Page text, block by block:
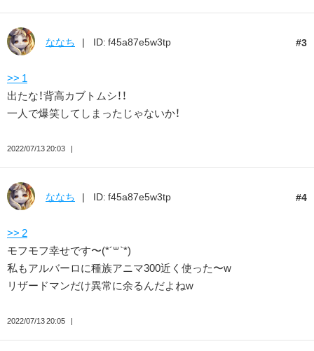
3
ななち ID: f45a87e5w3tp
>> 1
出たな！背高カブトムシ！！
一人で爆笑してしまったじゃないか！
2022/07/13 20:03
4
ななち ID: f45a87e5w3tp
>> 2
モフモフ幸せです〜(*´꒳`*)
私もアルバーロに種族アニマ300近く使った〜w
リザードマンだけ異常に余るんだよねw
2022/07/13 20:05